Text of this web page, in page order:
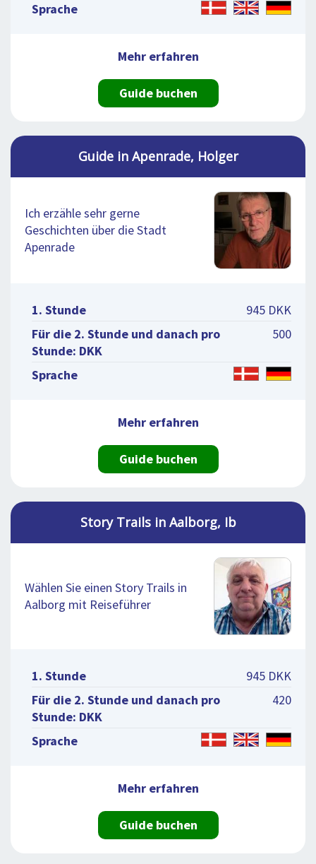
Sprache
Mehr erfahren
Guide buchen
Guide in Apenrade, Holger
Ich erzähle sehr gerne
Geschichten über die Stadt
Apenrade
1. Stunde
945 DKK
Für die 2. Stunde und danach pro
Stunde: DKK
500
Sprache
Mehr erfahren
Guide buchen
Story Trails in Aalborg, Ib
Wählen Sie einen Story Trails in
Aalborg mit Reiseführer
1. Stunde
945 DKK
Für die 2. Stunde und danach pro
Stunde: DKK
420
Sprache
Mehr erfahren
Guide buchen